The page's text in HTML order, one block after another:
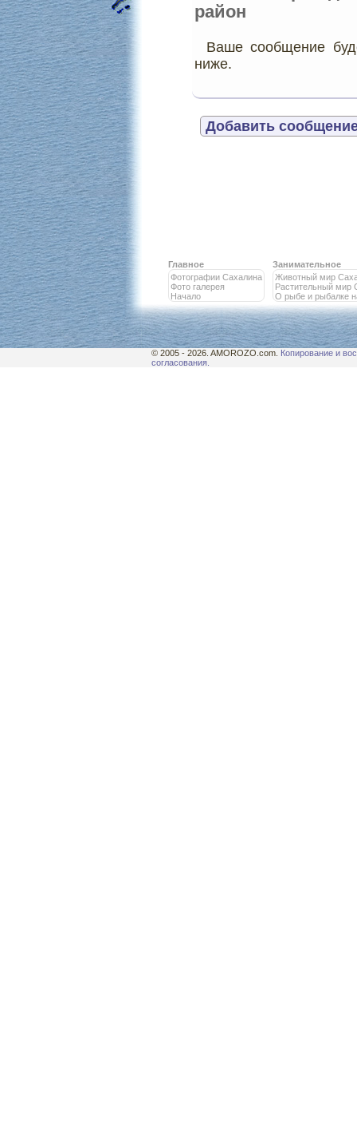
район
Ваше сообщение
ниже.
Добавить
Главное
Фотографии Сахалина
Фото галерея
Начало
Занимательное
Животный мир
Растительный мир
О рыбе и рыбалке
© 2005 - 2026. AMOROZO.com. Копирование и
согласования.